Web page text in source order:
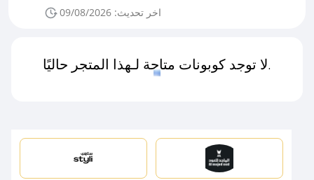
اخر تحديث: 09/08/2026
لا توجد كوبونات متاحة لـهذا المتجر حاليًا.